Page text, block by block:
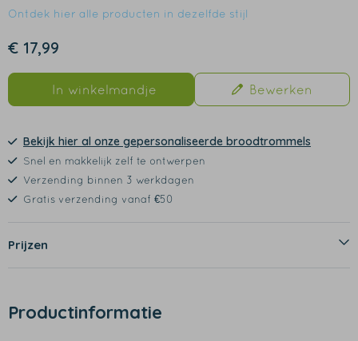
Ontdek hier alle producten in dezelfde stijl
€ 17,99
In winkelmandje Bewerken
Bekijk hier al onze gepersonaliseerde broodtrommels
Snel en makkelijk zelf te ontwerpen
Verzending binnen 3 werkdagen
Gratis verzending vanaf €50
Prijzen
Productinformatie